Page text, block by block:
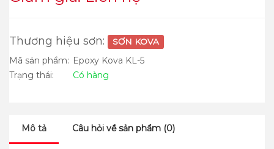
Thương hiệu sơn: SƠN KOVA
Mã sản phẩm: Epoxy Kova KL-5
Trạng thái:
Có hàng
Mô tả Câu hỏi về sản phẩm (0)